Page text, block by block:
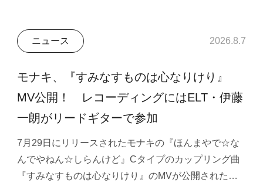
ニュース 2026.8.7
モナキ、『すみなすものは心なりけり』
MV公開！ レコーディングにはELT・伊藤
一朗がリードギターで参加
7月29日にリリースされたモナキの『ほんまやで☆な
んでやねん☆しらんけど』Cタイプのカップリング曲
『すみなすものは心なりけり』のMVが公開された…